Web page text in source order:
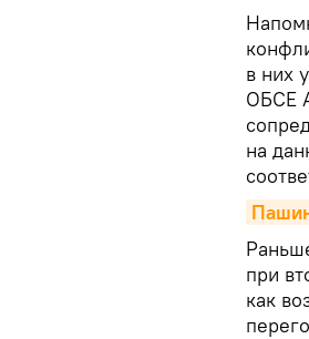
в них
ОБСЕ
на
при
как